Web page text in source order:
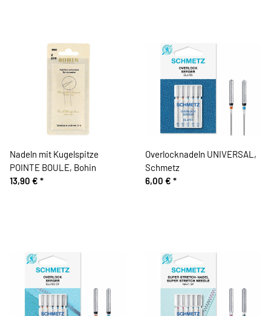
Nadeln mit Kugelspitze
POINTE BOULE, Bohin
13,90 € *
Overlocknadeln UNIVERSAL,
Schmetz
6,00 € *